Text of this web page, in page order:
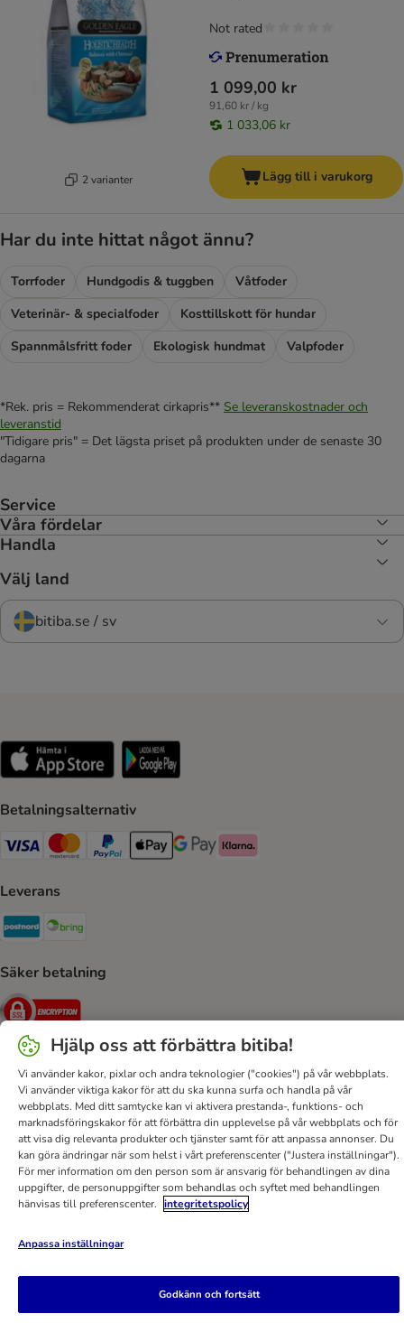
2 varianter
1 099,00 kr
91,60 kr / kg
1 033,06 kr
Not rated
Lägg till i varukorg
Har du inte hittat något ännu?
Torrfoder Hundgodis & tuggben
Våtfoder
Veterinär- & specialfoder
Kosttillskott för hundar
Spannmålsfritt foder
Ekologisk hundmat Valpfoder
*Rek. pris = Rekommenderat cirkapris** Se leveranskostnader och
leveranstid
"Tidigare pris" = Det lägsta priset på produkten under de senaste 30
dagarna
Service
Våra fördelar
Handla
Välj land
bitiba.se / sv
Betalningsalternativ
VISA Payment Method
Mastercard Payment Method
Paypal Payment Method
Apple Pay Payment Method
Google Pay Payment Method
Klarna Payment Method
Leverans
Postnord Shipping Method
Säker betalning
Security
Hjälp Kontakt Villkor Om företaget
DSA
Sekretesspolicy & Dataskydd
Fraktkostnad & leveranstid
Betalningssätt
Ångerblankett Tillgänglighetspolicy
bitiba GmbH 2026
Hjälp oss att förbättra bitiba!
Vi använder kakor, pixlar och andra teknologier ("cookies") på vår webbplats.
Vi använder viktiga kakor för att du ska kunna surfa och handla på vår
webbplats. Med ditt samtycke kan vi aktivera prestanda-, funktions- och
marknadsföringskakor för att förbättra din upplevelse på vår webbplats och för
att visa dig relevanta produkter och tjänster samt för att anpassa annonser. Du
kan göra ändringar när som helst i vårt preferenscenter ("Justera inställningar").
För mer information om den person som är ansvarig för behandlingen av dina
uppgifter, de personuppgifter som behandlas och syftet med behandlingen
hänvisas till preferenscenter. integritetspolicy
Anpassa inställningar
Godkänn och fortsätt